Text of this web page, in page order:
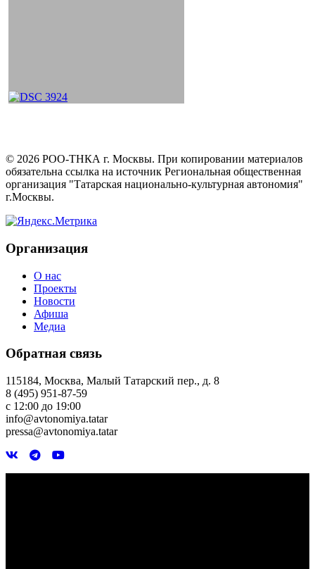
© 2026 РОО-ТНКА г. Москвы. При копировании материалов
обязательна ссылка на источник Региональная общественная
организация "Татарская национально-культурная автономия"
г.Москвы.
Организация
О нас
Проекты
Новости
Афиша
Медиа
Обратная связь
115184, Москва, Малый Татарский пер., д. 8
8 (495) 951-87-59
с 12:00 до 19:00
info@avtonomiya.tatar
pressa@avtonomiya.tatar